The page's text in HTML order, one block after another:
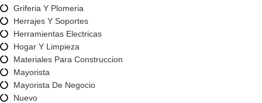
Griferia Y Plomeria
Herrajes Y Soportes
Herramientas Electricas
Hogar Y Limpieza
Materiales Para Construccion
Mayorista
Mayorista De Negocio
Nuevo